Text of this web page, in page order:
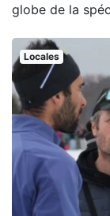
globe de la
Locales